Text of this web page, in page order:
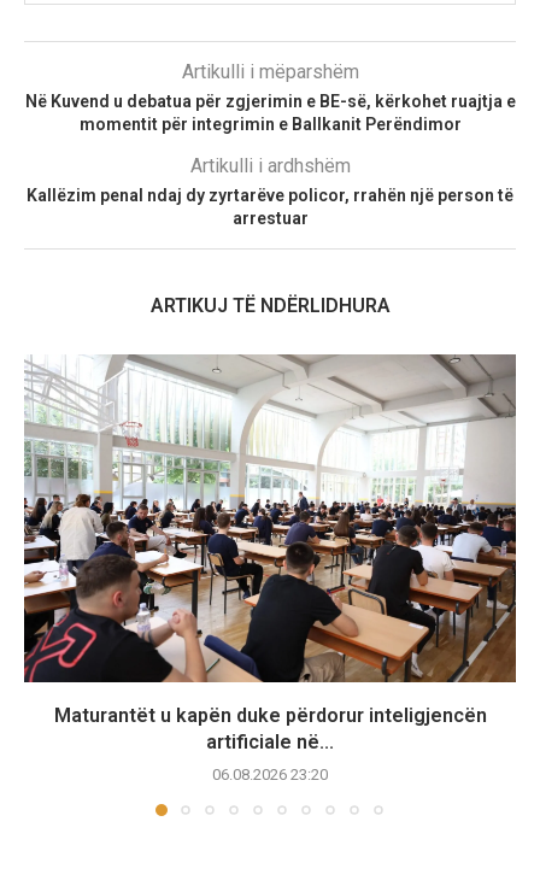
Artikulli i mëparshëm
Në Kuvend u debatua për zgjerimin e BE-së, kërkohet ruajtja e
momentit për integrimin e Ballkanit Perëndimor
Artikulli i ardhshëm
Kallëzim penal ndaj dy zyrtarëve policor, rrahën një person të
arrestuar
ARTIKUJ TË NDËRLIDHURA
Maturantët u kapën duke përdorur inteligjencën
artificiale në...
06.08.2026 23:20